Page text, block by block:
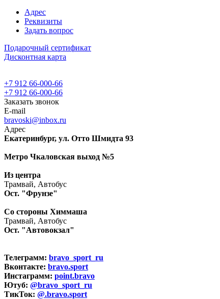
Адрес
Реквизиты
Задать вопрос
Подарочный сертификат
Дисконтная карта
+7 912 66-000-66
+7 912 66-000-66
Заказать звонок
E-mail
bravoski@inbox.ru
Адрес
Екатеринбург, ул. Отто Шмидта 93
Метро Чкаловская выход №5
Из центра
Трамвай, Автобус
Ост. "Фрунзе"
Со стороны Химмаша
Трамвай, Автобус
Ост. "Автовокзал"
Телеграмм: bravo_sport_ru
Вконтакте: bravo.sport
Инстаграмм: point.bravo
Ютуб: @bravo_sport_ru
ТикТок: @.bravo.sport